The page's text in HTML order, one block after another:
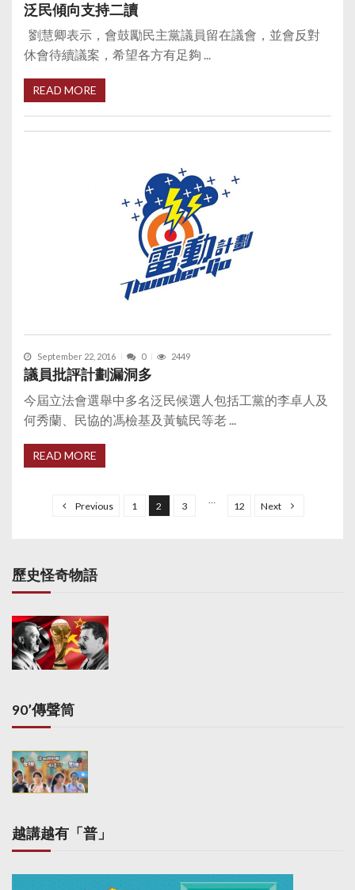
泛民傾向支持二讀
劉慧卿表示，會鼓勵民主黨議員留在議會，並會反對
休會待續議案，希望各方有足夠 ...
READ MORE
September 22, 2016 0 2449
議員批評計劃漏洞多
今屆立法會選舉中多名泛民候選人包括工黨的李卓人及
何秀蘭、民協的馮檢基及黃毓民等老 ...
READ MORE
s
p
a
g
i
a
t
i
o
n
Previous 1 2 3
…
12 Next
歷史怪奇物語
90’傳聲筒
越講越有「普」